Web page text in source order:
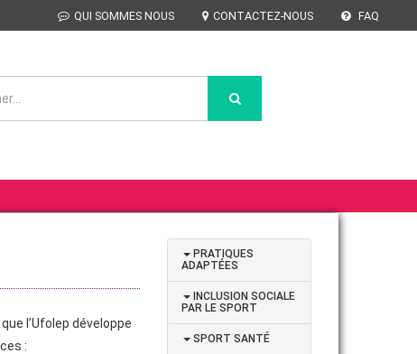
QUI SOMMES NOUS CONTACTEZ-NOUS FAQ
l’Ufolep développe
:
PRATIQUES
ADAPTÉES
INCLUSION SOCIALE
PAR LE SPORT
SPORT SANTÉ